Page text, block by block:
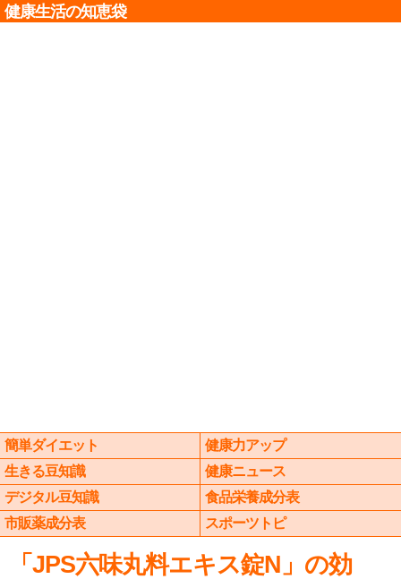
健康生活の知恵袋
簡単ダイエット
健康力アップ
生きる豆知識
健康ニュース
デジタル豆知識
食品栄養成分表
市販薬成分表
スポーツトピ
「JPS六味丸料エキス錠N」の効